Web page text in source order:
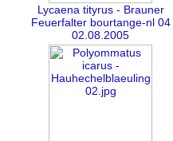
Lycaena tityrus - Brauner
Feuerfalter bourtange-nl 04
02.08.2005